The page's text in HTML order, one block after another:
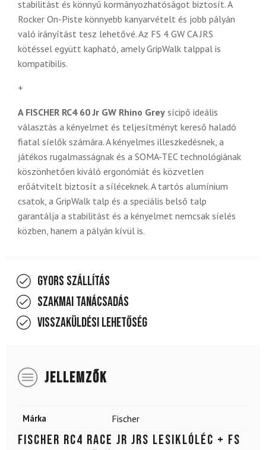
stabilitást és könnyű kormányozhatóságot biztosít. A
Rocker On-Piste könnyebb kanyarvételt és jobb pályán
való irányítást tesz lehetővé. Az FS 4 GW CA JRS
kötéssel együtt kapható, amely GripWalk talppal is
kompatibilis.
+
A FISCHER RC4 60 Jr GW Rhino Grey sícipő ideális
választás a kényelmet és teljesítményt kereső haladó
fiatal síelők számára. A kényelmes illeszkedésnek, a
játékos rugalmasságnak és a SOMA-TEC technológiának
köszönhetően kiváló ergonómiát és közvetlen
erőátvitelt biztosít a síléceknek. A tartós alumínium
csatok, a GripWalk talp és a speciális belső talp
garantálja a stabilitást és a kényelmet nemcsak síelés
közben, hanem a pályán kívül is.
Gyors szállítás
Szakmai tanácsadás
Visszaküldési lehetőség
JELLEMZŐK
Márka Fischer
FISCHER RC4 RACE JR JRS lesiklóléc + FS